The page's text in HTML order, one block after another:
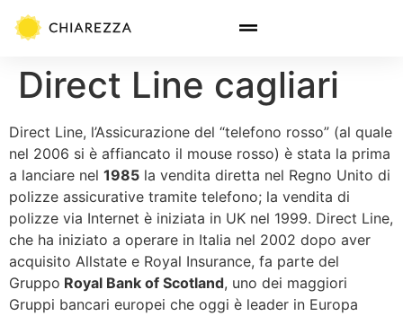
Direct Line cagliari
Direct Line, l’Assicurazione del “telefono rosso” (al quale
nel 2006 si è affiancato il mouse rosso) è stata la prima
a lanciare nel 1985 la vendita diretta nel Regno Unito di
polizze assicurative tramite telefono; la vendita di
polizze via Internet è iniziata in UK nel 1999. Direct Line,
che ha iniziato a operare in Italia nel 2002 dopo aver
acquisito Allstate e Royal Insurance, fa parte del
Gruppo Royal Bank of Scotland, uno dei maggiori
Gruppi bancari europei che oggi è leader in Europa